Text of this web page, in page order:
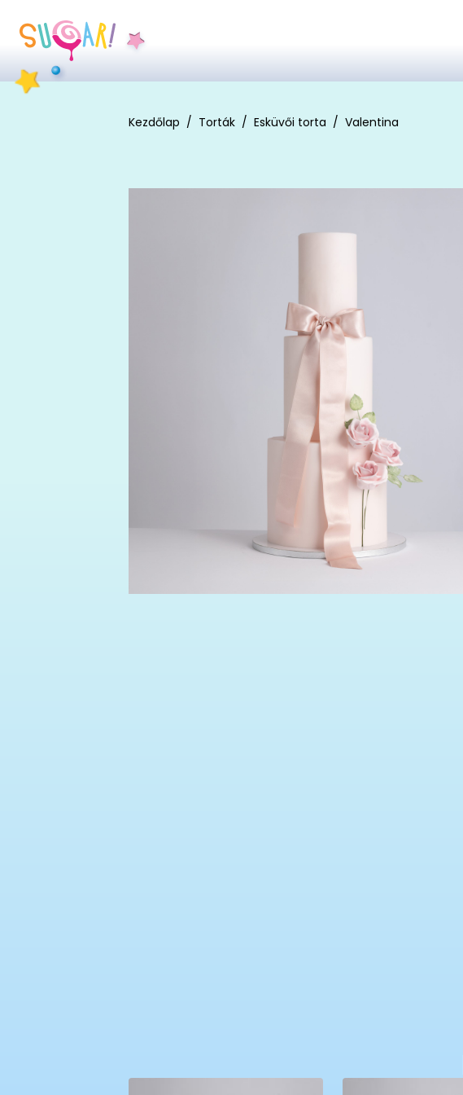
Kezdőlap Torták Esküvői torta Valentina